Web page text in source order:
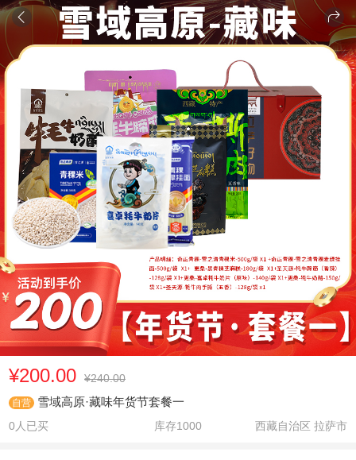
商品 详情 评论
¥200.00 ¥240.00
自营 雪域高原·藏味年货节套餐一
0人已买 库存1000 西藏自治区 拉萨市